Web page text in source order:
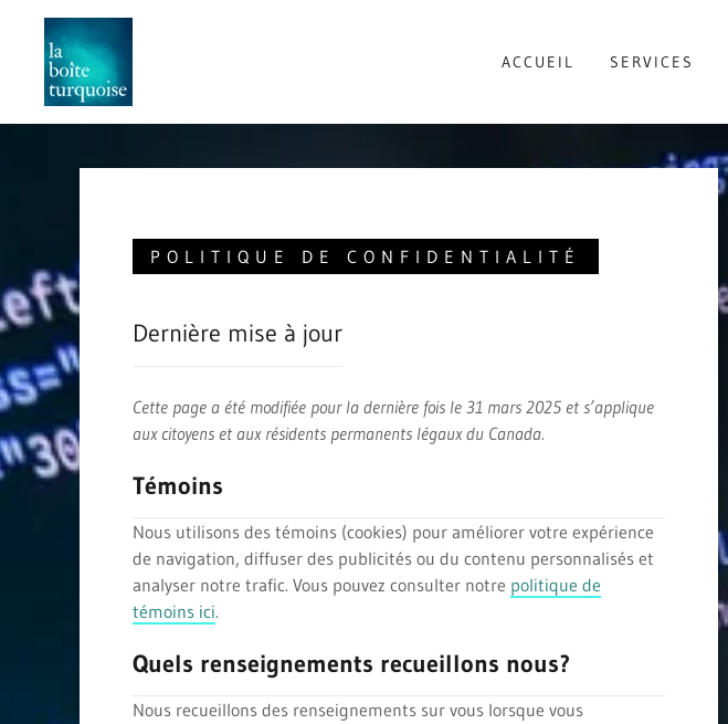
ACCUEIL SERVICES
POLITIQUE DE CONFIDENTIALITÉ
Dernière mise à jour
Cette page a été modifiée pour la dernière fois le 31 mars 2025 et s’applique
aux citoyens et aux résidents permanents légaux du Canada.
Témoins
Nous utilisons des témoins (cookies) pour améliorer votre expérience
de navigation, diffuser des publicités ou du contenu personnalisés et
analyser notre trafic. Vous pouvez consulter notre politique de
témoins ici.
Quels renseignements recueillons nous?
Nous recueillons des renseignements sur vous lorsque vous